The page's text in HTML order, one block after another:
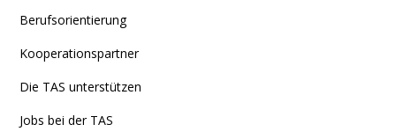
Berufsorientierung
Kooperationspartner
Die TAS unterstützen
Jobs bei der TAS